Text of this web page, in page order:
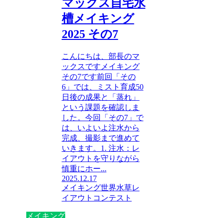
マックス自宅水
槽メイキング
2025 その7
こんにちは、部長のマ
ックスですメイキング
その7です前回「その
6」では、ミスト育成50
日後の成果と「蒸れ」
という課題を確認しま
した。今回「その7」で
は、いよいよ注水から
完成、撮影まで進めて
いきます。1. 注水：レ
イアウトを守りながら
慎重にホー...
2025.12.17
メイキング世界水草レ
イアウトコンテスト
メイキング